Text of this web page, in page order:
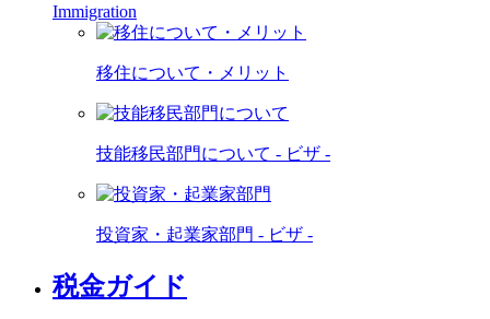
Immigration
移住について・メリット
技能移民部門について - ビザ -
投資家・起業家部門 - ビザ -
税金ガイド